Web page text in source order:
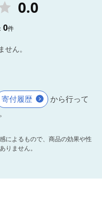
0.0
0件
せん。
寄付履歴
から行って
によるもので、商品の効果や性
りません。